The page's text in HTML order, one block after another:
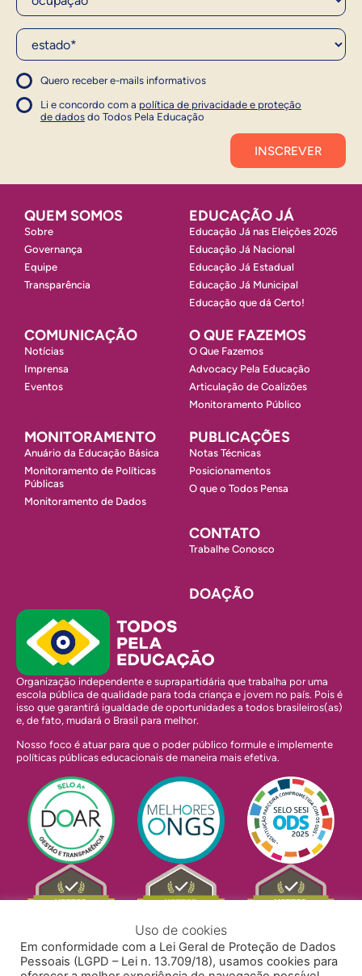
Estado*
Quero receber e-mails informativos
1
Concordo com a política
Concordo com a política
Li e concordo com a política de privacidade e proteção
de dados do Todos Pela Educação
1
QUEM SOMOS
Sobre
Governança
Equipe
Transparência
EDUCAÇÃO JÁ
Educação Já nas Eleições 2026
Educação Já Nacional
Educação Já Estadual
Educação Já Municipal
Educação que dá Certo!
COMUNICAÇÃO
Notícias
Imprensa
Eventos
O QUE FAZEMOS
O Que Fazemos
Advocacy Pela Educação
Articulação de Coalizões
Monitoramento Público
MONITORAMENTO
Anuário da Educação Básica
Monitoramento de Políticas
Públicas
Monitoramento de Dados
PUBLICAÇÕES
Notas Técnicas
Posicionamentos
O que o Todos Pensa
CONTATO
Trabalhe Conosco
DOAÇÃO
Organização independente e suprapartidária que trabalha por uma
escola pública de qualidade para toda criança e jovem no país. Pois é
isso que garantirá igualdade de oportunidades a todos brasileiros(as)
e, de fato, mudará o Brasil para melhor.
Nosso foco é atuar para que o poder público formule e implemente
políticas públicas educacionais de maneira mais efetiva.
Uso de cookies
Em conformidade com a Lei Geral de Proteção de Dados
Pessoais (LGPD – Lei n. 13.709/18), usamos cookies para